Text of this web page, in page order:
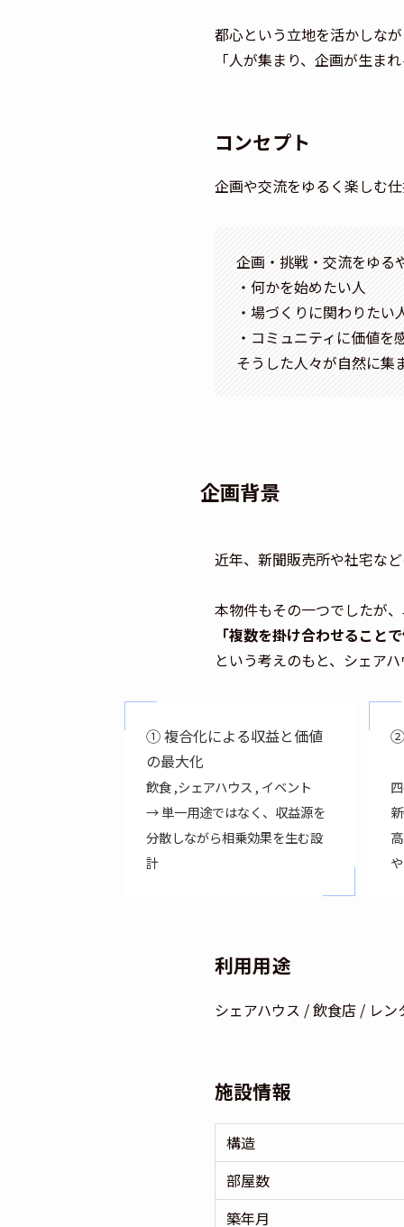
都心という立地を活かしな
「人が集まり、企画が生ま
コンセプト
企画や交流をゆるく楽しむ
企画・挑戦・交流をゆる
・何かを始めたい人
・場づくりに関わりたい
・コミュニティに価値を
そうした人々が自然に集
企画背景
近年、新聞販売所や社宅な
本物件もその一つでしたが
「複数を掛け合わせること
という考えのもと、シェア
① 複合化による収益と価値
の最大化
飲食 ,シェアハウス , イベント
→ 単一用途ではなく、収益源を
分散しながら相乗効果を生む設
計
②
利用用途
シェアハウス / 飲食店 / レン
施設情報
構造
部屋数
築年月